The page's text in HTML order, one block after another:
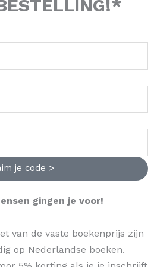
je code >
gingen je voor!
van de vaste boekenprijs zijn
op Nederlandse boeken.